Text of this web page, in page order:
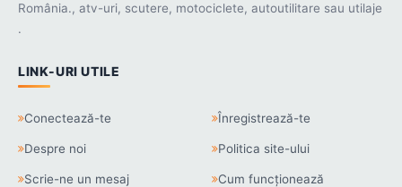
România., atv-uri, scutere, motociclete, autoutilitare sau utilaje
.
LINK-URI UTILE
Conectează-te Înregistrează-te
Despre noi Politica site-ului
Scrie-ne un mesaj Cum funcționează